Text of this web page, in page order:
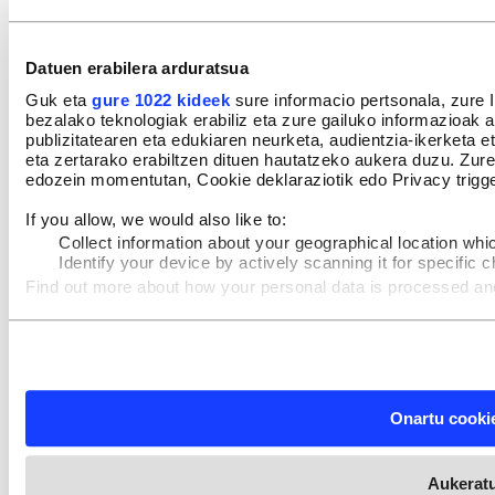
Datuen erabilera arduratsua
Guk eta gure 1022 kideek sure informacio pertsonala, zure
bezalako teknologiak erabiliz eta zure gailuko informazioak
publizitatearen eta edukiaren neurketa, audientzia-ikerketa
eta zertarako erabiltzen dituen hautatzeko aukera duzu.
edozein momentutan, Cookie deklaraziotik edo Privacy
If you allow, we would also like to:
Collect information about your geographical location
Identify your device by actively scanning it for specific
Find out more about how your personal data is processed
Webgune honek cookie propioak eta hirugarrenen cookie-
Onartu